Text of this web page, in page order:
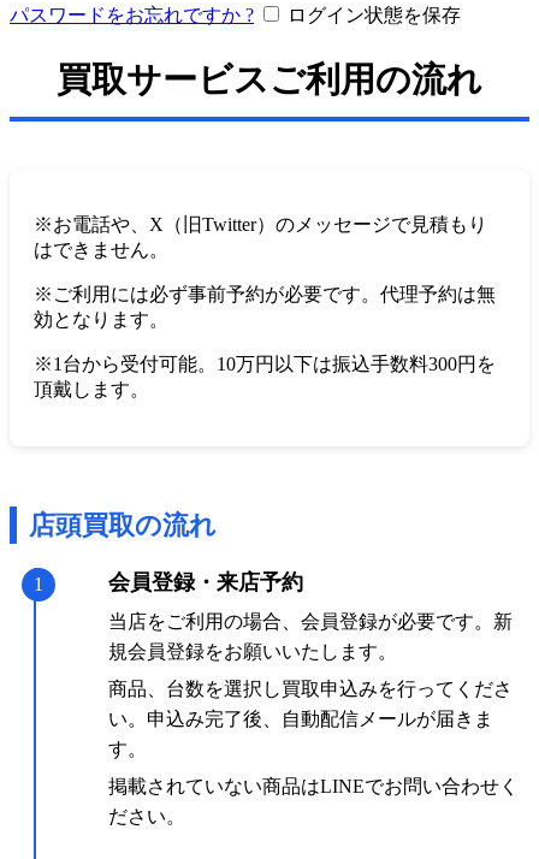
パスワードをお忘れですか ? ログイン状態を保存
買取サービスご利用の流れ
※お電話や、X（旧Twitter）のメッセージで見積もり
はできません。
※ご利用には必ず事前予約が必要です。代理予約は無
効となります。
※1台から受付可能。10万円以下は振込手数料300円を
頂戴します。
店頭買取の流れ
1 会員登録・来店予約
当店をご利用の場合、会員登録が必要です。新
規会員登録をお願いいたします。
商品、台数を選択し買取申込みを行ってくださ
い。申込み完了後、自動配信メールが届きま
す。
掲載されていない商品はLINEでお問い合わせく
ださい。